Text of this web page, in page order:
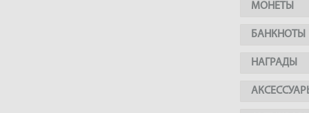
МОНЕТЫ
БАНКНОТЫ
НАГРАДЫ